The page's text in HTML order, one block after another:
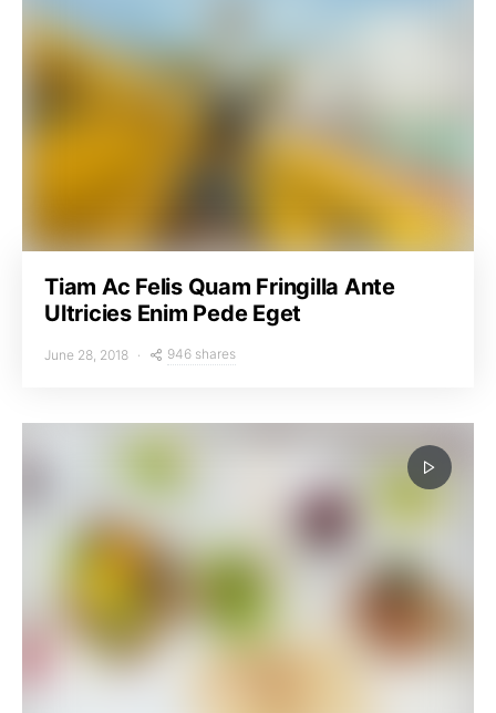
Tiam Ac Felis Quam Fringilla Ante
Ultricies Enim Pede Eget
June 28, 2018 946 shares